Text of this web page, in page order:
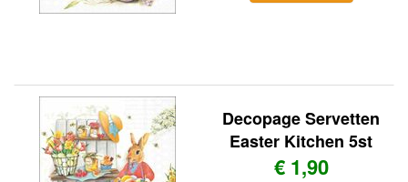
Decopage Servetten
Easter Kitchen 5st
€ 1,90